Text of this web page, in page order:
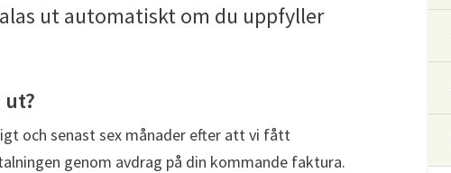
ut automatiskt om du uppfyller
och senast sex månader efter att vi fått
genom avdrag på din kommande faktura.